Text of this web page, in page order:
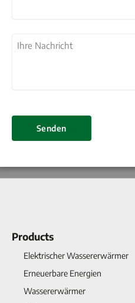
Ihre
Nachricht(erforderlich)
Senden
Products
Elektrischer Wassererwärmer
Erneuerbare Energien
Wassererwärmer